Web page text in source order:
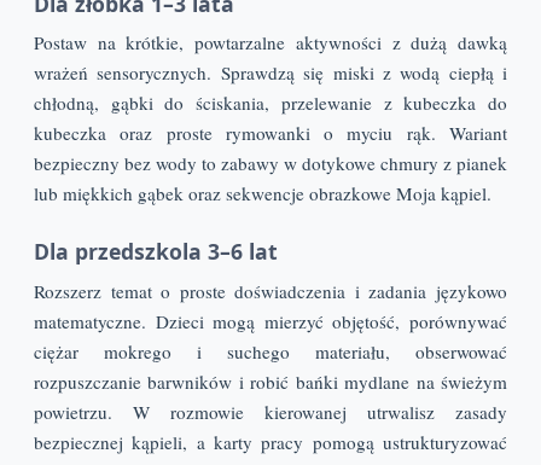
Postaw na krótkie, powtarzalne aktywności z dużą dawką
wrażeń sensorycznych. Sprawdzą się miski z wodą ciepłą i
chłodną, gąbki do ściskania, przelewanie z kubeczka do
kubeczka oraz proste rymowanki o myciu rąk. Wariant
bezpieczny bez wody to zabawy w dotykowe chmury z pianek
lub miękkich gąbek oraz sekwencje obrazkowe Moja kąpiel.
Dla przedszkola 3–6 lat
Rozszerz temat o proste doświadczenia i zadania językowo
matematyczne. Dzieci mogą mierzyć objętość, porównywać
ciężar mokrego i suchego materiału, obserwować
rozpuszczanie barwników i robić bańki mydlane na świeżym
powietrzu. W rozmowie kierowanej utrwalisz zasady
bezpiecznej kąpieli, a karty pracy pomogą ustrukturyzować